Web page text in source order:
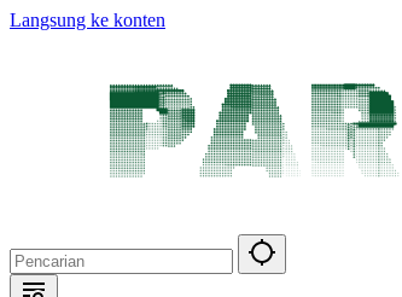
Langsung ke konten